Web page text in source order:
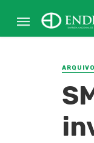
ARQUIVO